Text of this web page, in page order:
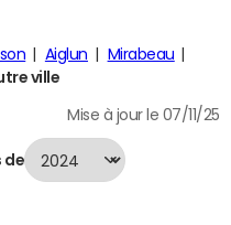
Aiglun
Mirabeau
ville
Mise à jour le 07/11/25
de